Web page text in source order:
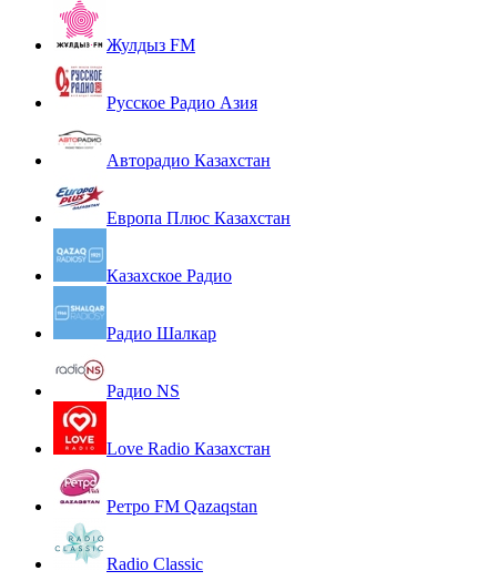
Жулдыз FM
Русское Радио Азия
Авторадио Казахстан
Европа Плюс Казахстан
Казахское Радио
Радио Шалкар
Радио NS
Love Radio Казахстан
Ретро FM Qazaqstan
Radio Classic